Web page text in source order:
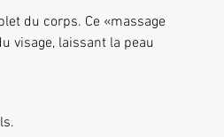
du corps. Ce «massage
visage, laissant la peau